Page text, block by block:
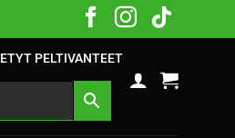
PELTIVANTEET